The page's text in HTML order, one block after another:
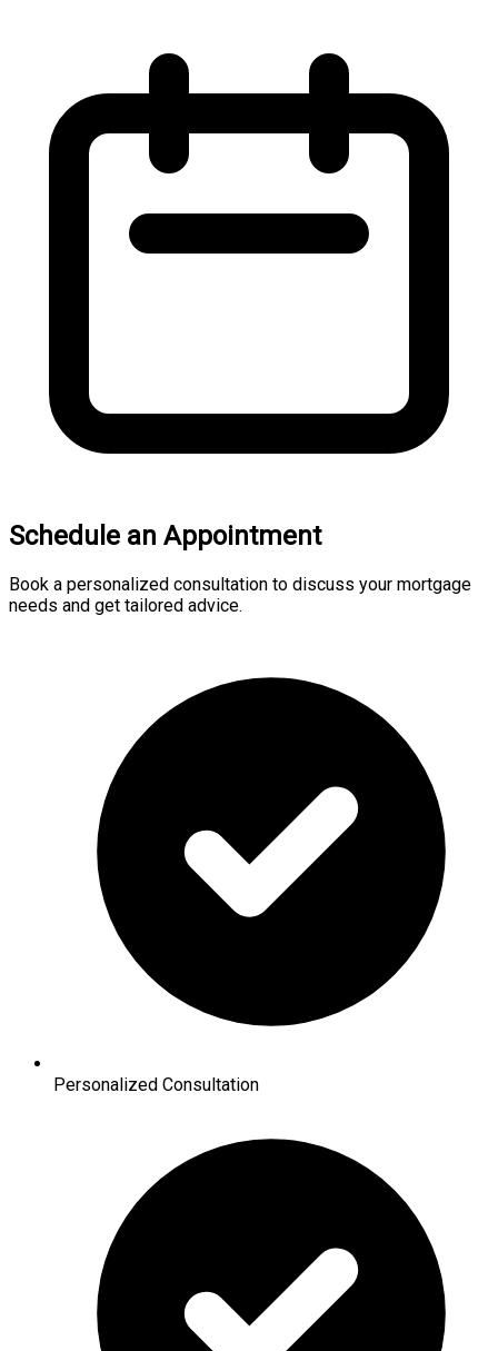
Schedule an Appointment
Book a personalized consultation to discuss your mortgage
needs and get tailored advice.
Personalized Consultation